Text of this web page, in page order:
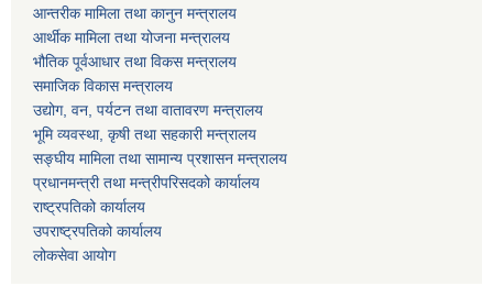
आन्तरीक मामिला तथा कानुन मन्त्रालय
आर्थीक मामिला तथा योजना मन्त्रालय
भौतिक पूर्वआधार तथा विकस मन्त्रालय
समाजिक विकास मन्त्रालय
उद्योग, वन, पर्यटन तथा वातावरण मन्त्रालय
भूमि व्यवस्था, कृषी तथा सहकारी मन्त्रालय
सङ्घीय मामिला तथा सामान्य प्रशासन मन्त्रालय
प्रधानमन्त्री तथा मन्त्रीपरिसदको कार्यालय
राष्ट्रपतिको कार्यालय
उपराष्ट्रपतिको कार्यालय
लोकसेवा आयोग